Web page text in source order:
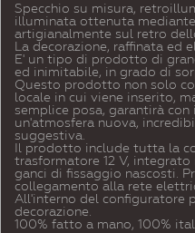
Specchio su misura,
illuminata ottenuta
artigianalmente sul retro
La decorazione, raffinata ed
E' un tipo di prodotto di
ed inimitabile, in grado di
Questo prodotto non solo
locale in cui viene inserito,
semplice posa, garantirà
un'atmosfera nuova,
suggestiva.
Il prodotto include tutta la
trasformatore 12 V,
ganci di fissaggio nascosti.
collegamento alla rete
All'interno del configuratore
decorazione.
100% fatto a mano, 100%